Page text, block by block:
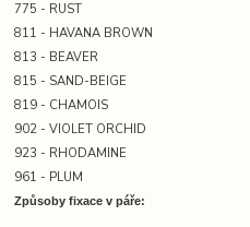
775 - RUST
811 - HAVANA BROWN
813 - BEAVER
815 - SAND-BEIGE
819 - CHAMOIS
902 - VIOLET ORCHID
923 - RHODAMINE
961 - PLUM
Způsoby fixace v páře: